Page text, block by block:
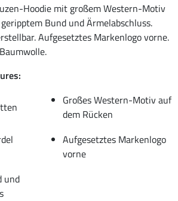
Hoodie mit großem Western-Motiv
Bund und Ärmelabschluss.
Aufgesetztes Markenlogo vorne.
Großes Western-Motiv auf
dem Rücken
Aufgesetztes Markenlogo
vorne
und